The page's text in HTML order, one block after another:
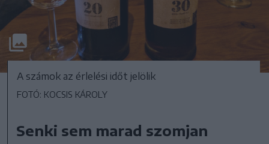
A számok az érlelési időt jelölik
FOTÓ: KOCSIS KÁROLY
Senki sem marad szomjan